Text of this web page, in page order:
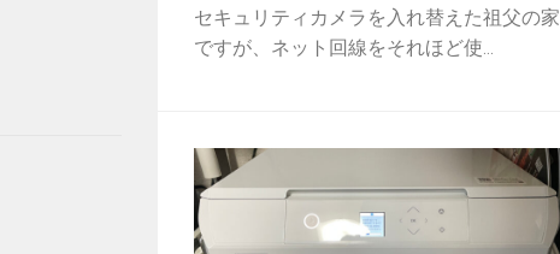
セキュリティカメラを入れ替えた祖父の家
ですが、ネット回線をそれほど使...